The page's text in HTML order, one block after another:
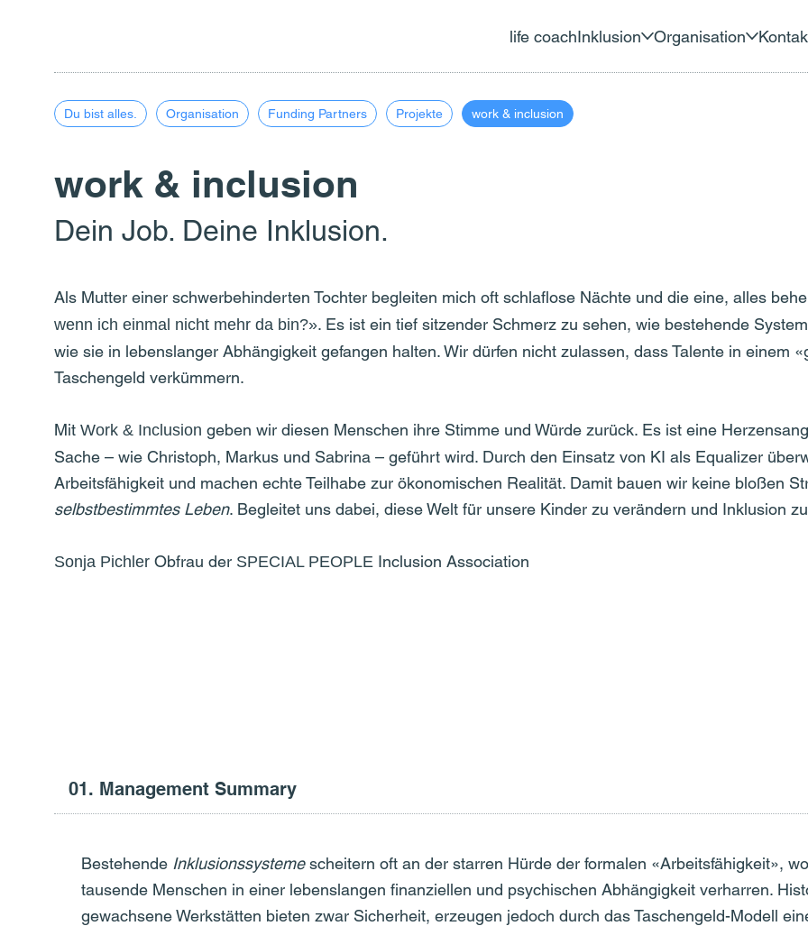
life coachInklusion Organisation
Du bist alles. Organisation Funding Partners Projekte work & inclusion
work & inclusion
Dein Job. Deine Inklusion.
Als Mutter einer schwerbehinderten Tochter begleiten mich oft schlaflose Nächte und die eine, alles
wenn ich einmal nicht mehr da bin?». Es ist ein tief sitzender Schmerz zu sehen, wie bestehende
wie sie in lebenslanger Abhängigkeit gefangen halten. Wir dürfen nicht zulassen, dass Talente in einem
Taschengeld verkümmern.
Mit Work & Inclusion geben wir diesen Menschen ihre Stimme und Würde zurück. Es ist eine
Sache – wie Christoph, Markus und Sabrina – geführt wird. Durch den Einsatz von KI als Equalizer
Arbeitsfähigkeit und machen echte Teilhabe zur ökonomischen Realität. Damit bauen wir keine bloßen
selbstbestimmtes Leben. Begleitet uns dabei, diese Welt für unsere Kinder zu verändern und Inklusion
Sonja Pichler Obfrau der SPECIAL PEOPLE Inclusion Association
01. Management Summary
Bestehende Inklusionssystemescheitern oft an der starren Hürde der formalen «Arbeitsfähigkeit»,
tausende Menschen in einer lebenslangen finanziellen und psychischen Abhängigkeit verharren.
gewachsene Werkstätten bieten zwar Sicherheit, erzeugen jedoch durch das Taschengeld-Modell